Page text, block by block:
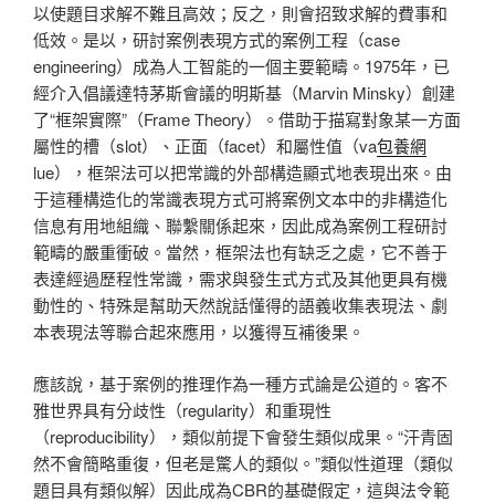
以使題目求解不難且高效；反之，則會招致求解的費事和
低效。是以，研討案例表現方式的案例工程（case
engineering）成為人工智能的一個主要範疇。1975年，已
經介入倡議達特茅斯會議的明斯基（Marvin Minsky）創建
了“框架實際”（Frame Theory）。借助于描寫對象某一方面
屬性的槽（slot）、正面（facet）和屬性值（va包養網
lue），框架法可以把常識的外部構造顯式地表現出來。由
于這種構造化的常識表現方式可將案例文本中的非構造化
信息有用地組織、聯繫關係起來，因此成為案例工程研討
範疇的嚴重衝破。當然，框架法也有缺乏之處，它不善于
表達經過歷程性常識，需求與發生式方式及其他更具有機
動性的、特殊是幫助天然說話懂得的語義收集表現法、劇
本表現法等聯合起來應用，以獲得互補後果。
應該說，基于案例的推理作為一種方式論是公道的。客不
雅世界具有分歧性（regularity）和重現性
（reproducibility），類似前提下會發生類似成果。“汗青固
然不會簡略重復，但老是驚人的類似。”類似性道理（類似
題目具有類似解）因此成為CBR的基礎假定，這與法令範